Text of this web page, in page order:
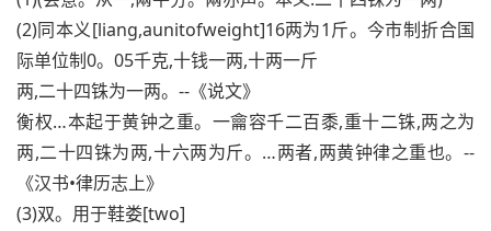
(2)同本义[liang,aunitofweight]16两为1斤。今市制折合国
际单位制0。05千克,十钱一两,十两一斤
两,二十四铢为一两。--《说文》
衡权…本起于黄钟之重。一龠容千二百黍,重十二铢,两之为
两,二十四铢为两,十六两为斤。…两者,两黄钟律之重也。--
《汉书•律历志上》
(3)双。用于鞋娄[two]